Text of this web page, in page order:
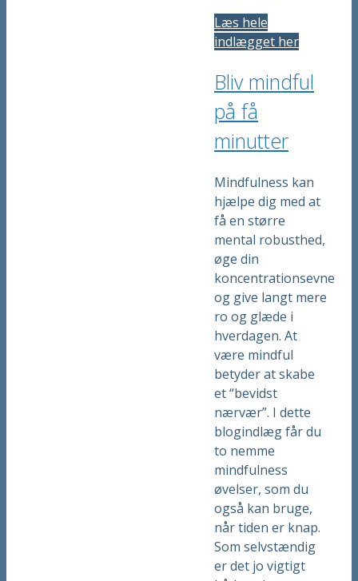
Læs hele
indlægget her
Bliv mindful
på få
minutter
Mindfulness kan
hjælpe dig med at
få en større
mental robusthed,
øge din
koncentrationsevne
og give langt mere
ro og glæde i
hverdagen. At
være mindful
betyder at skabe
et “bevidst
nærvær”. I dette
blogindlæg får du
to nemme
mindfulness
øvelser, som du
også kan bruge,
når tiden er knap.
Som selvstændig
er det jo vigtigt